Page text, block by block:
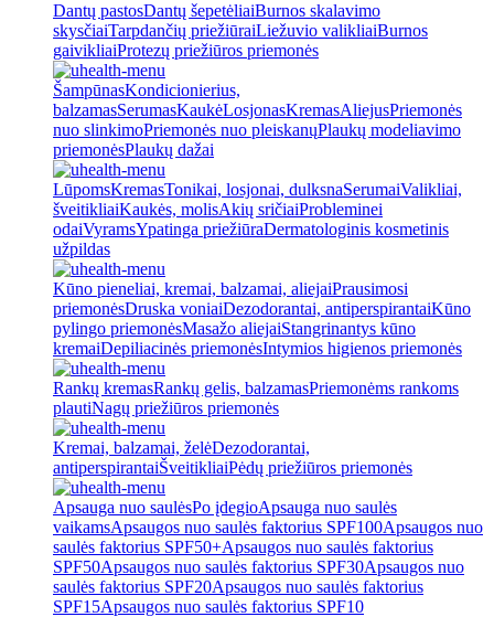
Dantų pastosDantų šepetėliaiBurnos skalavimo
skysčiaiTarpdančių priežiūraiLiežuvio valikliaiBurnos
gaivikliaiProtezų priežiūros priemonės
ŠampūnasKondicionierius,
balzamasSerumasKaukėLosjonasKremasAliejusPriemonės
nuo slinkimoPriemonės nuo pleiskanųPlaukų modeliavimo
priemonėsPlaukų dažai
LūpomsKremasTonikai, losjonai, dulksnaSerumaiValikliai,
šveitikliaiKaukės, molisAkių sričiaiProbleminei
odaiVyramsYpatinga priežiūraDermatologinis kosmetinis
užpildas
Kūno pieneliai, kremai, balzamai, aliejaiPrausimosi
priemonėsDruska voniaiDezodorantai, antiperspirantaiKūno
pylingo priemonėsMasažo aliejaiStangrinantys kūno
kremaiDepiliacinės priemonėsIntymios higienos priemonės
Rankų kremasRankų gelis, balzamasPriemonėms rankoms
plautiNagų priežiūros priemonės
Kremai, balzamai, želėDezodorantai,
antiperspirantaiŠveitikliaiPėdų priežiūros priemonės
Apsauga nuo saulėsPo įdegioApsauga nuo saulės
vaikamsApsaugos nuo saulės faktorius SPF100Apsaugos nuo
saulės faktorius SPF50+Apsaugos nuo saulės faktorius
SPF50Apsaugos nuo saulės faktorius SPF30Apsaugos nuo
saulės faktorius SPF20Apsaugos nuo saulės faktorius
SPF15Apsaugos nuo saulės faktorius SPF10